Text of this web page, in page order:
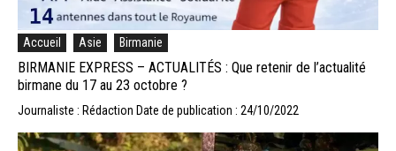
Accueil Asie Birmanie
BIRMANIE EXPRESS – ACTUALITÉS : Que retenir de l’actualité
birmane du 17 au 23 octobre ?
Journaliste : Rédaction Date de publication : 24/10/2022